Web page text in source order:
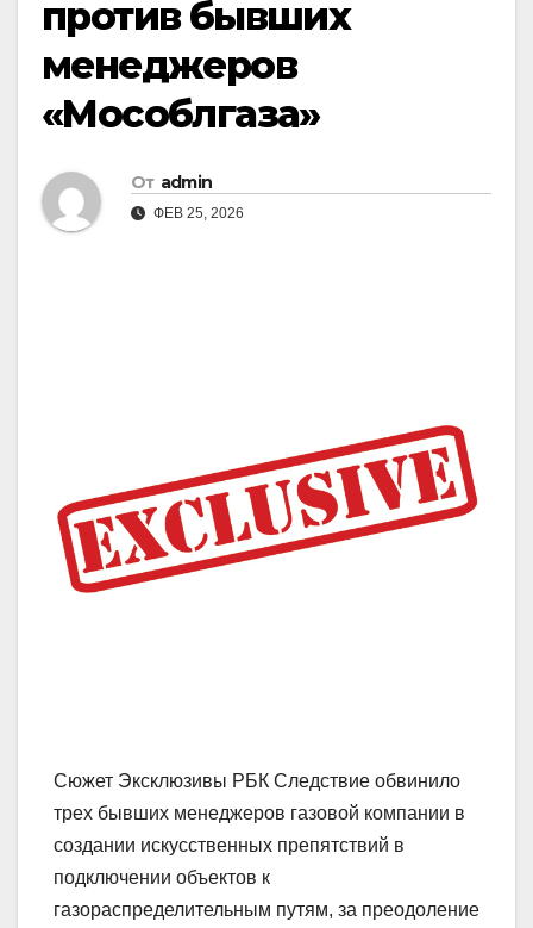
против бывших
менеджеров
«Мособлгаза»
От admin
ФЕВ 25, 2026
Сюжет Эксклюзивы РБК Следствие обвинило
трех бывших менеджеров газовой компании в
создании искусственных препятствий в
подключении объектов к
газораспределительным путям, за преодоление